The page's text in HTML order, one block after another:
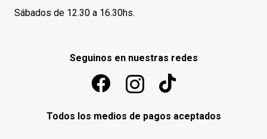
Sábados de 12.30 a 16.30hs.
Seguinos en nuestras redes
Todos los medios de pagos aceptados